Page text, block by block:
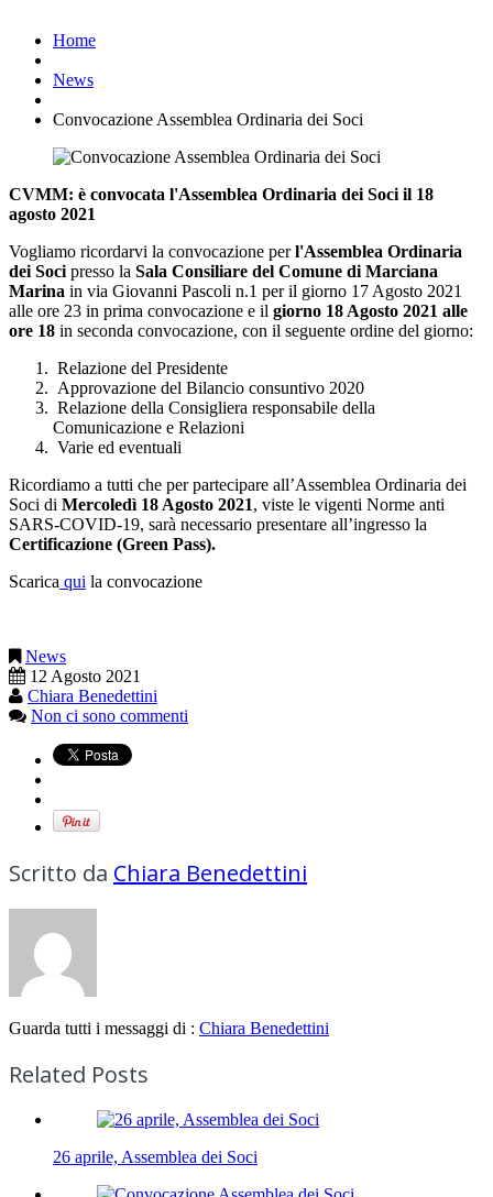
Home
News
Convocazione Assemblea Ordinaria dei Soci
CVMM: è convocata l'Assemblea Ordinaria dei Soci il 18
agosto 2021
Vogliamo ricordarvi la convocazione perl'Assemblea Ordinaria
dei Soci presso la Sala Consiliare del Comune di Marciana
Marina in via Giovanni Pascoli n.1 per il giorno 17 Agosto 2021
alle ore 23 in prima convocazione e il giorno 18 Agosto 2021 alle
ore 18 in seconda convocazione, con il seguente ordine del giorno:
Relazione del Presidente
Approvazione del Bilancio consuntivo 2020
Relazione della Consigliera responsabile della
Comunicazione e Relazioni
Varie ed eventuali
Ricordiamo a tutti che per partecipare all’Assemblea Ordinaria dei
Soci di Mercoledì 18 Agosto 2021, viste le vigenti Norme anti
SARS-COVID-19, sarà necessario presentare all’ingresso la
Certificazione (Green Pass).
Scarica qui la convocazione
News
12 Agosto 2021
Chiara Benedettini
Non ci sono commenti
Scritto da Chiara Benedettini
Guarda tutti i messaggi di : Chiara Benedettini
Related Posts
26 aprile, Assemblea dei Soci